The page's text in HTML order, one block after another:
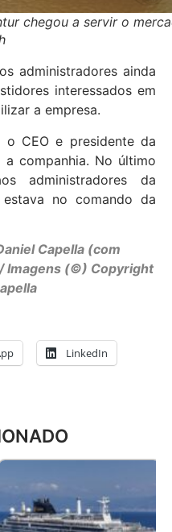
chegou a servir o
administradores ainda
interessados em
a empresa.
o CEO e presidente da
a companhia. No último
administradores da
estava no comando da
Capella (com
Imagens (©) Copyright
LinkedIn